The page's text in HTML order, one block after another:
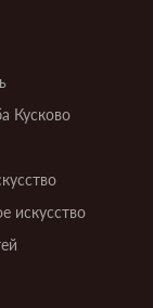
Кусково
искусство